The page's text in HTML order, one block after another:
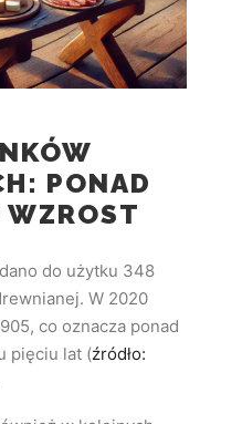
PONAD
do użytku 348
W 2020
co oznacza ponad
pięciu lat (źródło: